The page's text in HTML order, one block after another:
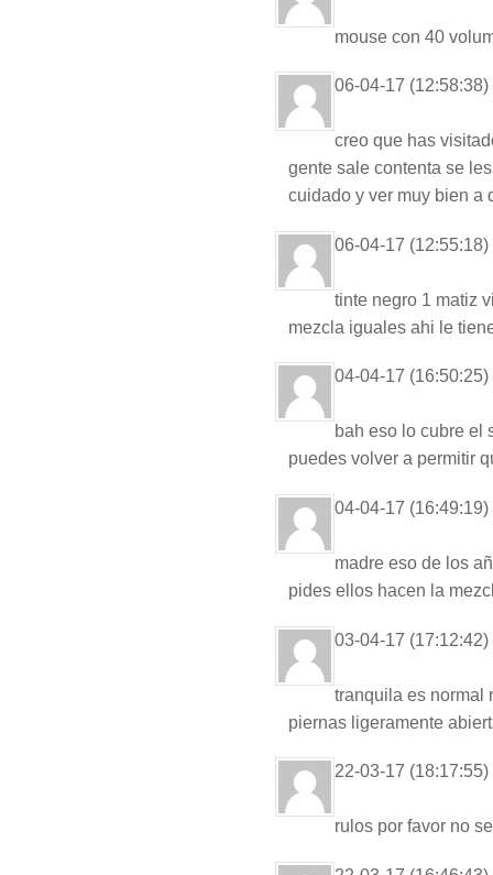
mouse con 40
06-04-17 (12:58:38)
creo que has
gente sale contenta se
cuidado y ver muy bien a
06-04-17 (12:55:18)
tinte negro 1 matiz
mezcla iguales ahi le
04-04-17 (16:50:25)
bah eso lo cubre el
puedes volver a permitir
04-04-17 (16:49:19)
madre eso de los
pides ellos hacen la
03-04-17 (17:12:42)
tranquila es normal
piernas ligeramente
22-03-17 (18:17:55)
rulos por favor no